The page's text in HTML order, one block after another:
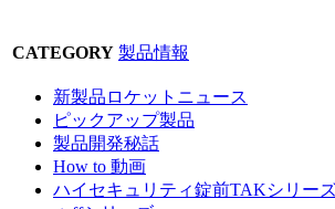
CATEGORY 製品情報
新製品ロケットニュース
ピックアップ製品
製品開発秘話
How to 動画
ハイセキュリティ錠前TAKシリー